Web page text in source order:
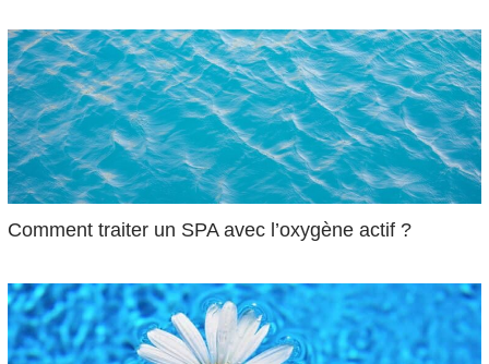
Comment traiter un SPA avec l’oxygène actif ?